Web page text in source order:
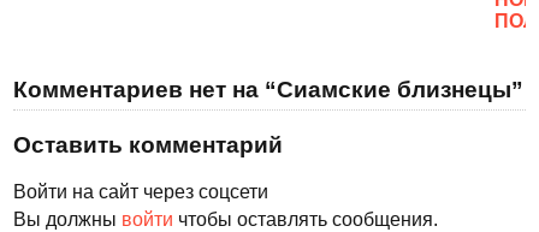
Комментариев нет на “Сиамские близнецы”
Оставить комментарий
Войти на сайт через соцсети
Вы должны войти чтобы оставлять сообщения.